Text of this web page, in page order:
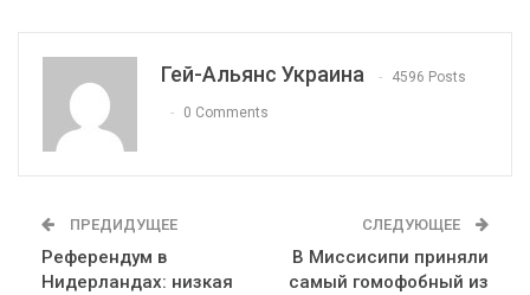
Гей-Альянс Украина 4596 Posts
0 Comments
ПРЕДИДУЩЕЕ
Референдум в
Нидерландах: низкая
СЛЕДУЮЩЕЕ
В Миссисипи приняли
самый гомофобный из